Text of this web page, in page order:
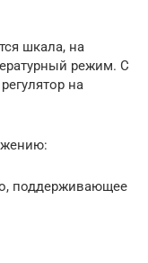
шкала, на
режим. С
на
поддерживающее